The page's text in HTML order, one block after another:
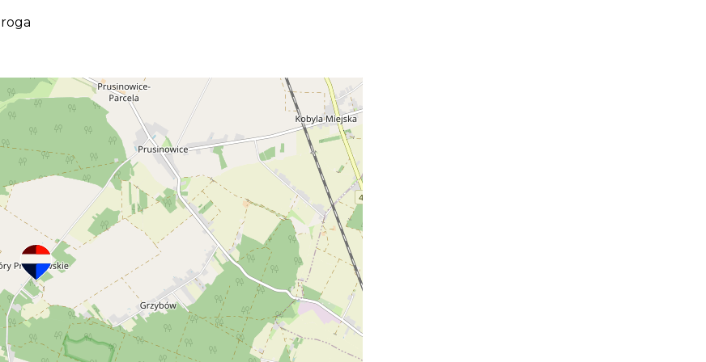
oraz wymagający całkowitego remontu domek
warunków zabudowy obejmujący tą część działki,
prywatności i bezpieczeństwa. Ogrodzenie to
dzieci lub zwierzęta.
polną, co podkreśla spokojny i naturalny charakter
osoby, które chcą mieszkać w miejscu oddalonym od
istotne ułatwienie przy planowaniu budowy
oraz kanalizacji daje możliwość zastosowania
przyszłego właściciela, takich jak przydomowa
czy nowoczesne systemy energetyczne.